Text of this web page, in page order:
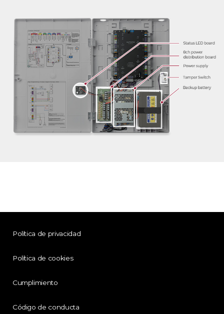
Política de privacidad
Política de cookies
Cumplimiento
Código de conducta